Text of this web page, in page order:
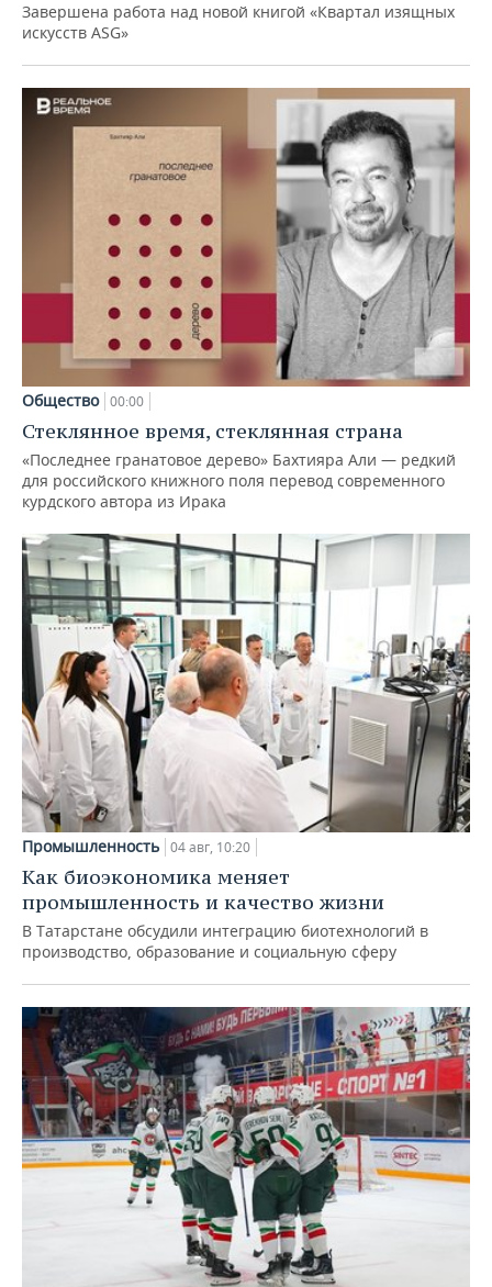
Завершена работа над новой книгой «Квартал изящных
искусств ASG»
Общество 00:00
Стеклянное время, стеклянная страна
«Последнее гранатовое дерево» Бахтияра Али — редкий
для российского книжного поля перевод современного
курдского автора из Ирака
Промышленность 04 авг, 10:20
Как биоэкономика меняет
промышленность и качество жизни
В Татарстане обсудили интеграцию биотехнологий в
производство, образование и социальную сферу